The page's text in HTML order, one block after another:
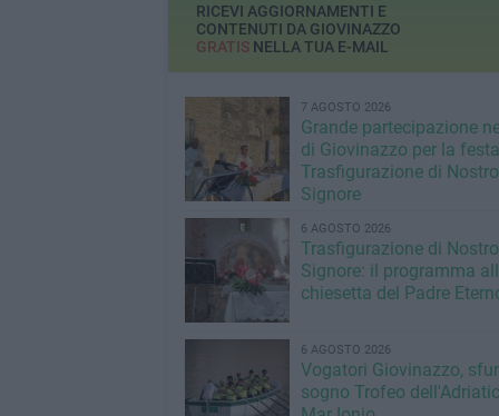
RICEVI AGGIORNAMENTI E
CONTENUTI DA GIOVINAZZO
GRATISNELLA TUA E-MAIL
7 AGOSTO 2026
Grande partecipazione
di Giovinazzo per la
Trasfigurazione di Nostro
Signore
6 AGOSTO 2026
Trasfigurazione di Nostro
Signore: il programma
chiesetta del Padre
6 AGOSTO 2026
Vogatori Giovinazzo,
sogno Trofeo